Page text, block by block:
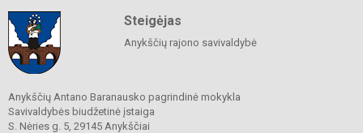
Steigėjas
Anykščių rajono savivaldybė
Anykščių Antano Baranausko pagrindinė mokykla
Savivaldybės biudžetinė įstaiga
S. Nėries g. 5, 29145 Anykščiai